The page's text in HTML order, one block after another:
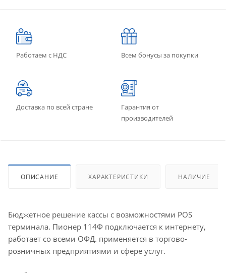
Работаем с НДС Всем бонусы за покупки
Доставка по всей стране
Гарантия от
производителей
ОПИСАНИЕ ХАРАКТЕРИСТИКИ НАЛИЧИЕ
Бюджетное решение кассы с возможностями POS
терминала. Пионер 114Ф подключается к интернету,
работает со всеми ОФД. применяется в торгово-
розничных предприятиями и сфере услуг.